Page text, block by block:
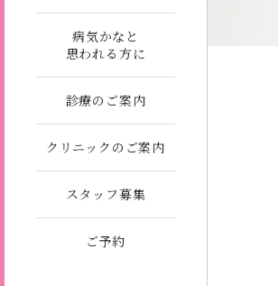
病気かなと
思われる方に
診療のご案内
クリニックのご案内
スタッフ募集
ご予約